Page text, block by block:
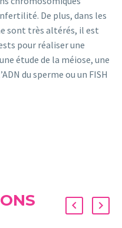
De plus, dans les
sont très altérés, il est
pour réaliser une
étude de la méiose, une
du sperme ou un FISH